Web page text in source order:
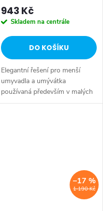
943 Kč
Skladem na centrále
DO KOŠÍKU
Elegantní řešení pro menší
umyvadla a umývátka
používaná především v malých
koupelnách anebo v
1 190 Kč
–17 %